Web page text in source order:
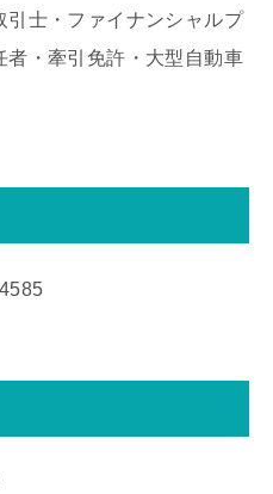
引士・ファイナンシャルプ
者・牽引免許・大型自動車